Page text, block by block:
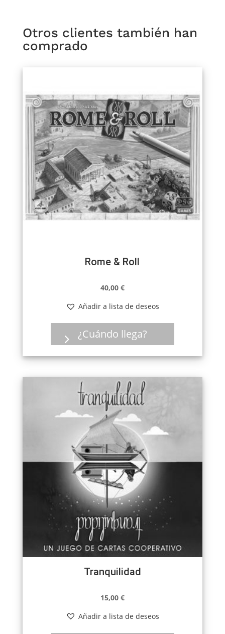
Otros clientes también han
comprado
Rome & Roll
40,00 €
Añadir a lista de deseos
¿Cuándo llega?
Tranquilidad
15,00 €
Añadir a lista de deseos